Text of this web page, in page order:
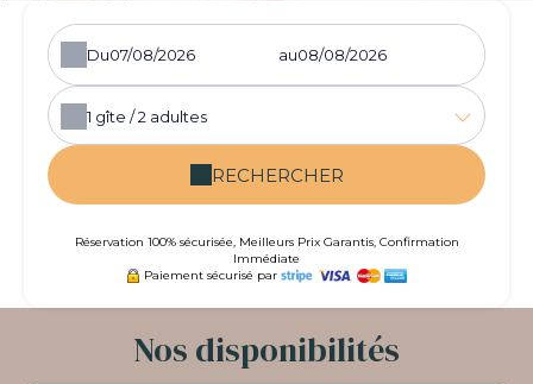
Du au
1 gîte /2 adultes
RECHERCHER
Réservation 100% sécurisée, Meilleurs Prix Garantis, Confirmation
Immédiate
Paiement sécurisé par
Nos disponibilités